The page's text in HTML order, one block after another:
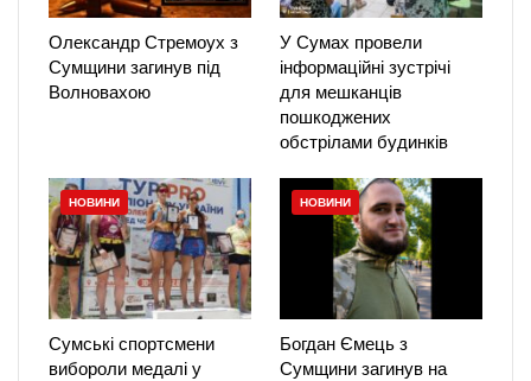
Олександр Стремоух з
Сумщини загинув під
Волновахою
У Сумах провели
інформаційні зустрічі
для мешканців
пошкоджених
обстрілами будинків
НОВИНИ
Сумські спортсмени
вибороли медалі у
НОВИНИ
Богдан Ємець з
Сумщини загинув на